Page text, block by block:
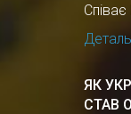
ЯК
СТАВ